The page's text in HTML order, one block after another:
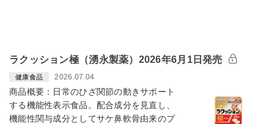
ラクッション極（湧永製薬）2026年6月1日発売
健康食品 2026.07.04
商品概要：日常のひざ関節の動きサポート
する機能性表示食品。配合成分を見直し、
機能性関与成分としてサケ鼻軟骨由来のプ